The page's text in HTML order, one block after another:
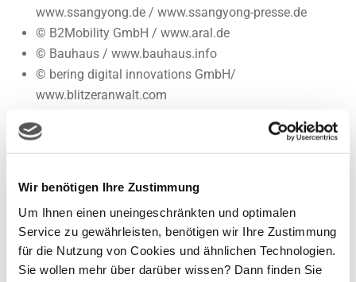
Wir benötigen Ihre Zustimmung
Um Ihnen einen uneingeschränkten und optimalen
Service zu gewährleisten, benötigen wir Ihre Zustimmung
für die Nutzung von Cookies und ähnlichen Technologien.
Sie wollen mehr über darüber wissen? Dann finden Sie
www.ssangyong.de / www.ssangyong-presse.de
© B2Mobility GmbH / www.aral.de
© Bauhaus / www.bauhaus.info
© bering digital innovations GmbH/
www.blitzeranwalt.com
© CHECK AND WORK GmbH /www.checkandwork.de
© Citroën Deutschland GmbH / www.citroen.de /
© contrastwerkstatt / www.fotolia.com
© DKV / www.dkv-euroservice.com
© Dominik Seiler / www.sdh.de
© EMobG Services Germany GmbH / www.europcar.de